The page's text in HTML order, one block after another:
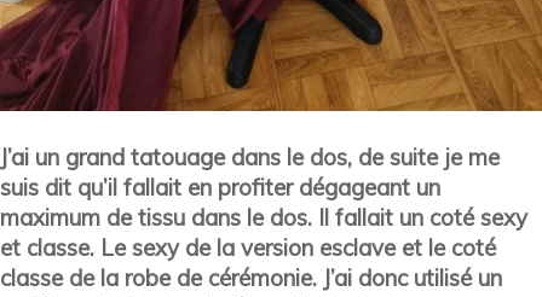
J’ai un grand tatouage dans le dos, de suite je me
suis dit qu’il fallait en profiter dégageant un
maximum de tissu dans le dos. Il fallait un coté sexy
et classe. Le sexy de la version esclave et le coté
classe de la robe de cérémonie. J’ai donc utilisé un